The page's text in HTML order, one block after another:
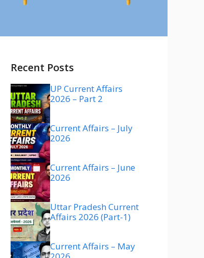
Recent Posts
UP Current Affairs
2026 – Part 2
Current Affairs – July
2026
Current Affairs – June
2026
Uttar Pradesh Current
Affairs 2026 (Part-1)
Current Affairs – May